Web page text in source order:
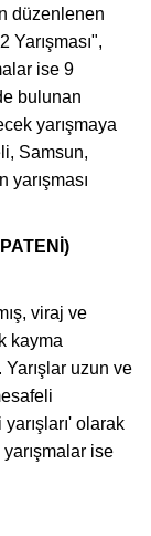
düzenlenen
Yarışması",
ise 9
bulunan
yarışmaya
Samsun,
yarışması
viraj ve
kayma
Yarışlar uzun ve
olarak
yarışmalar ise